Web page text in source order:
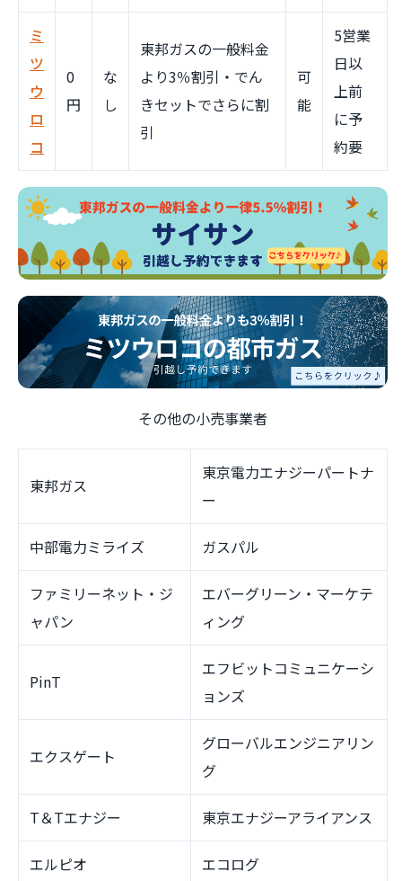
ミ
ツ
ウ
ロ
コ
0
円
な
し
東邦ガスの一般料金
より3％割引・でん
きセットでさらに割
引
可
能
5営業
日以
上前
に予
約要
その他の小売事業者
東邦ガス
東京電力エナジーパートナ
ー
中部電力ミライズ ガスパル
ファミリーネット・ジ
ャパン
エバーグリーン・マーケテ
ィング
PinT
エフビットコミュニケーシ
ョンズ
エクスゲート
グローバルエンジニアリン
グ
T＆Tエナジー 東京エナジーアライアンス
エルピオ エコログ